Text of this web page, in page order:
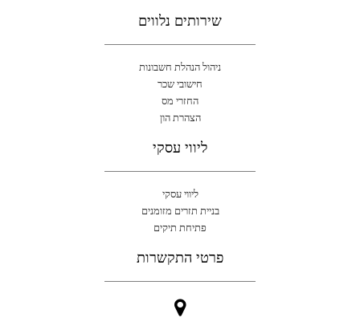
שירותים נלווים
ניהול הנהלת חשבונות
חישובי שכר
החזרי מס
הצהרת הון
ליווי עסקי
ליווי עסקי
בניית תזרים מזומנים
פתיחת תיקים
פרטי התקשרות